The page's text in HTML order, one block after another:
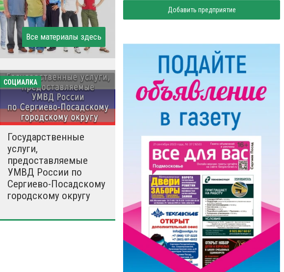
Все материалы здесь
СОЦИАЛКА
Государственные
услуги,
предоставляемые
УМВД России по
Сергиево-Посадскому
городскому округу
Добавить предприятие